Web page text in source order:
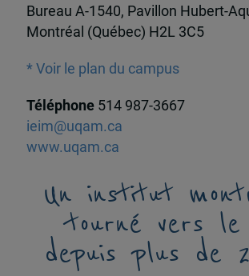
Bureau A-1540, Pavillon Hubert-
Montréal (Québec) H2L 3C5
* Voir le plan du campus
Téléphone 514 987-3667
ieim@uqam.ca
www.uqam.ca
Un institut
tourné vers le
depuis plus de